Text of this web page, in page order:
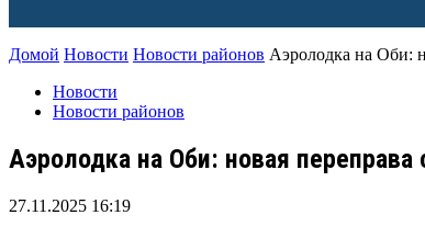
Домой Новости Новости районов Аэролодка на Оби:
Новости
Новости районов
Аэролодка на Оби: новая
27.11.2025 16:19